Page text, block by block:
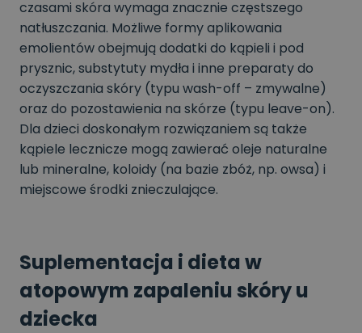
czasami skóra wymaga znacznie częstszego
natłuszczania. Możliwe formy aplikowania
emolientów obejmują dodatki do kąpieli i pod
prysznic, substytuty mydła i inne preparaty do
oczyszczania skóry (typu wash-off – zmywalne)
oraz do pozostawienia na skórze (typu leave-on).
Dla dzieci doskonałym rozwiązaniem są także
kąpiele lecznicze mogą zawierać oleje naturalne
lub mineralne, koloidy (na bazie zbóż, np. owsa) i
miejscowe środki znieczulające.
Suplementacja i dieta w
atopowym zapaleniu skóry u
dziecka